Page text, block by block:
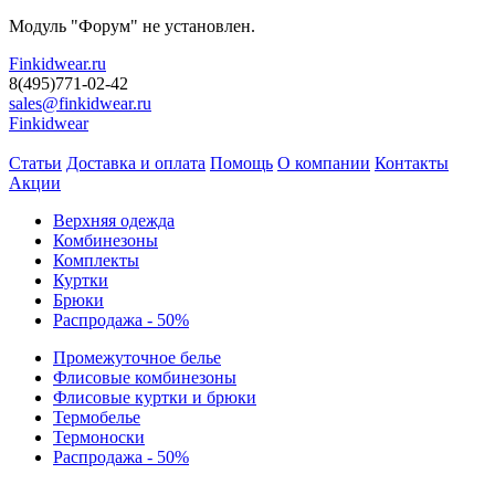
Модуль "Форум" не установлен.
Finkidwear.ru
8(495)771-02-42
sales@finkidwear.ru
Finkidwear
Статьи Доставка и оплата Помощь О компании Контакты
Акции
Верхняя одежда
Комбинезоны
Комплекты
Куртки
Брюки
Распродажа - 50%
Промежуточное белье
Флисовые комбинезоны
Флисовые куртки и брюки
Термобелье
Термоноски
Распродажа - 50%